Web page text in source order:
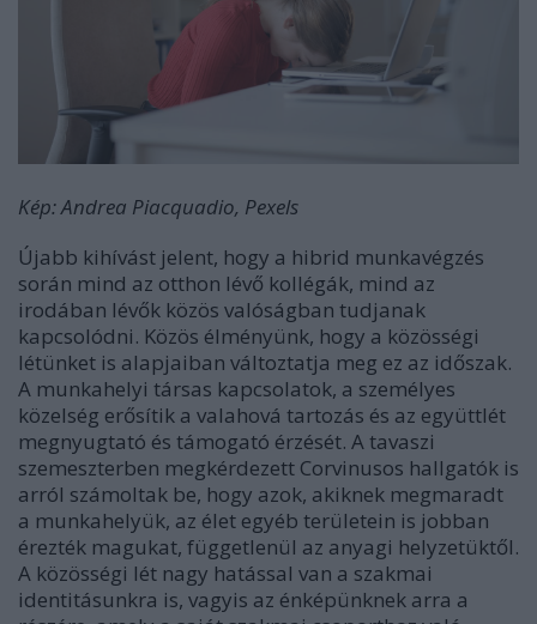
Kép: Andrea Piacquadio, Pexels
Újabb kihívást jelent, hogy a hibrid munkavégzés
során mind az otthon lévő kollégák, mind az
irodában lévők közös valóságban tudjanak
kapcsolódni. Közös élményünk, hogy a közösségi
létünket is alapjaiban változtatja meg ez az időszak.
A munkahelyi társas kapcsolatok, a személyes
közelség erősítik a valahová tartozás és az együttlét
megnyugtató és támogató érzését. A tavaszi
szemeszterben megkérdezett Corvinusos hallgatók is
arról számoltak be, hogy azok, akiknek megmaradt
a munkahelyük, az élet egyéb területein is jobban
érezték magukat, függetlenül az anyagi helyzetüktől.
A közösségi lét nagy hatással van a szakmai
identitásunkra is, vagyis az énképünknek arra a